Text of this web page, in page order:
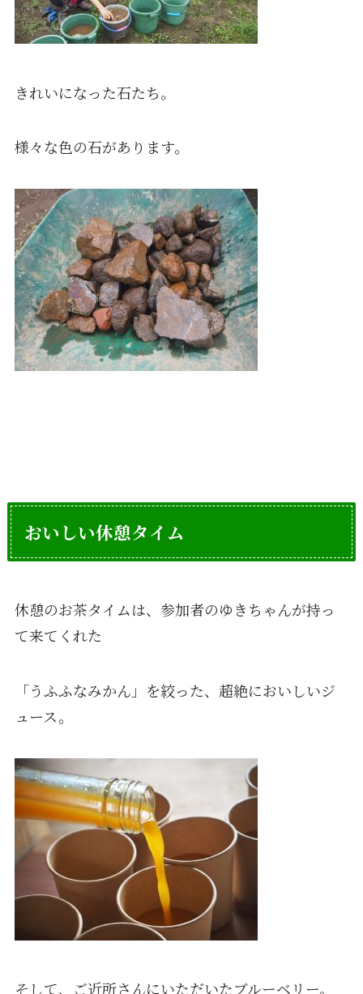
きれいになった石たち。
様々な色の石があります。
おいしい休憩タイム
休憩のお茶タイムは、参加者のゆきちゃんが持っ
て来てくれた
「うふふなみかん」を絞った、超絶においしいジ
ュース。
そして、ご近所さんにいただいたブルーベリー。